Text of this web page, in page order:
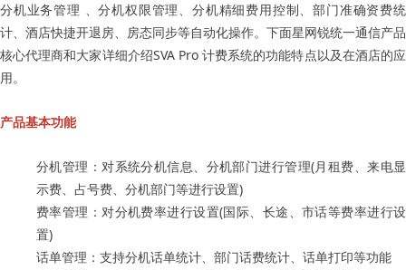
分机业务管理 、分机权限管理、分机精细费用控制、部门准确资费统
计、酒店快捷开退房、房态同步等自动化操作。下面星网锐统一通信产品
核心代理商和大家详细介绍SVA Pro 计费系统的功能特点以及在酒店的应
用。
产品基本功能
分机管理：对系统分机信息、分机部门进行管理(月租费、来电显
示费、占号费、分机部门等进行设置)
费率管理：对分机费率进行设置(国际、长途、市话等费率进行设
置)
话单管理：支持分机话单统计、部门话费统计、话单打印等功能